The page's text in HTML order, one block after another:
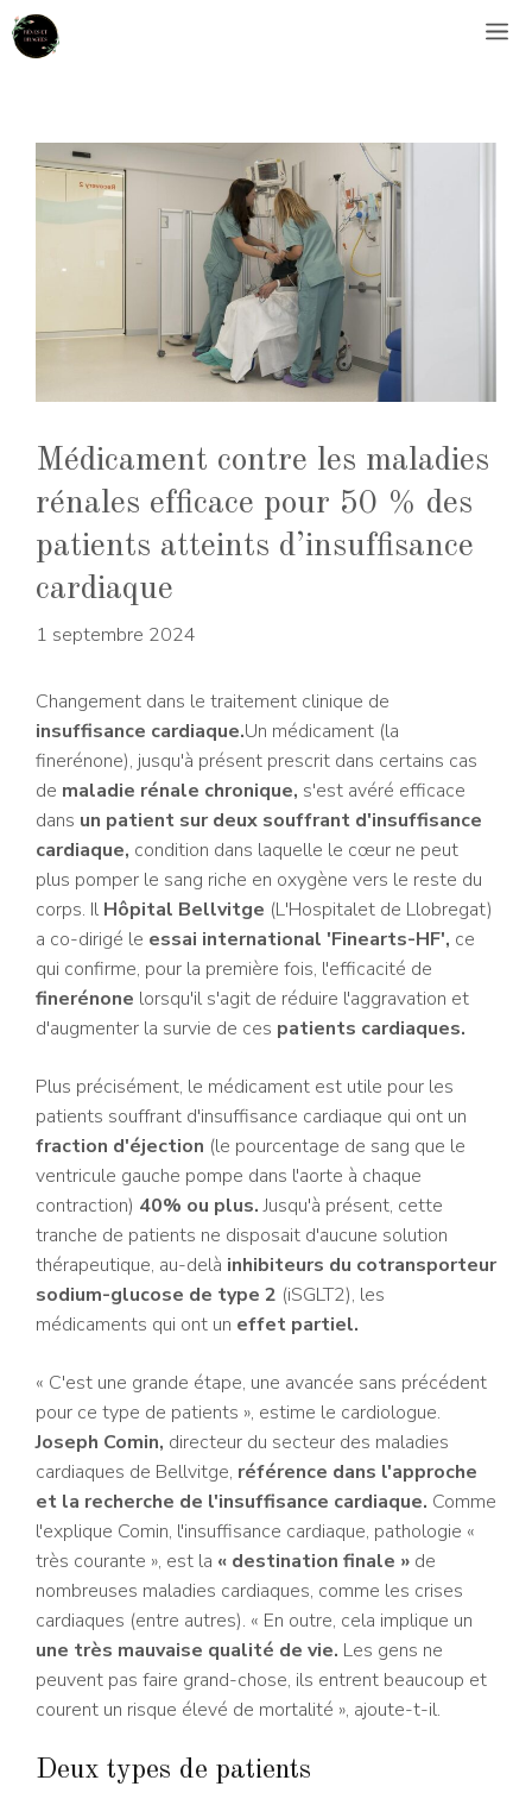
Aller
au
Médicament contre les maladies
rénales efficace pour 50 % des
patients atteints d’insuffisance
cardiaque
1 septembre 2024
Changement dans le traitement clinique de
insuffisance cardiaque.Un médicament (la
finerénone), jusqu'à présent prescrit dans certains cas
de maladie rénale chronique, s'est avéré efficace
dans un patient sur deux souffrant d'insuffisance
cardiaque, condition dans laquelle le cœur ne peut
plus pomper le sang riche en oxygène vers le reste du
corps. Il Hôpital Bellvitge (L'Hospitalet de Llobregat)
a co-dirigé le essai international 'Finearts-HF', ce
qui confirme, pour la première fois, l'efficacité de
finerénone lorsqu'il s'agit de réduire l'aggravation et
d'augmenter la survie de ces patients cardiaques.
Plus précisément, le médicament est utile pour les
patients souffrant d'insuffisance cardiaque qui ont un
fraction d'éjection (le pourcentage de sang que le
ventricule gauche pompe dans l'aorte à chaque
contraction) 40% ou plus.Jusqu'à présent, cette
tranche de patients ne disposait d'aucune solution
thérapeutique, au-delà inhibiteurs du cotransporteur
sodium-glucose de type 2 (iSGLT2), les
médicaments qui ont un effet partiel.
« C'est une grande étape, une avancée sans précédent
pour ce type de patients », estime le cardiologue.
Joseph Comin, directeur du secteur des maladies
cardiaques de Bellvitge, référence dans l'approche
et la recherche de l'insuffisance cardiaque. Comme
l'explique Comin, l'insuffisance cardiaque, pathologie «
très courante », est la « destination finale » de
nombreuses maladies cardiaques, comme les crises
cardiaques (entre autres). « En outre, cela implique un
une très mauvaise qualité de vie. Les gens ne
peuvent pas faire grand-chose, ils entrent beaucoup et
courent un risque élevé de mortalité », ajoute-t-il.
Deux types de patients